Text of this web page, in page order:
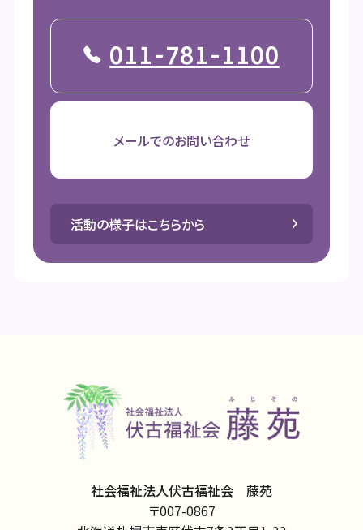
011-781-1100
メールでのお問い合わせ
活動の様子はこちらから
社会福祉法人伏古福祉会 藤苑
〒007-0867